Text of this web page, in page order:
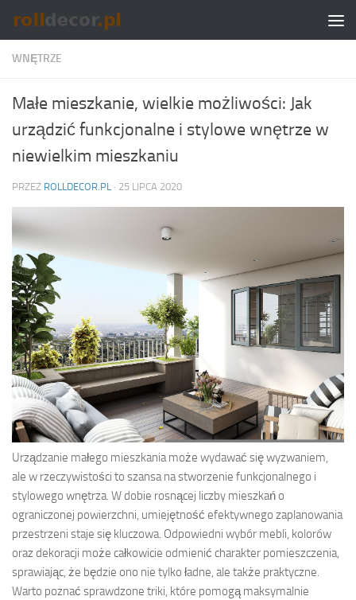
Skip to content
WNĘTRZE
Małe mieszkanie, wielkie możliwości: Jak
urządzić funkcjonalne i stylowe wnętrze w
niewielkim mieszkaniu
PRZEZ ROLLDECOR.PL · 25 LIPCA 2020
Urządzanie małego mieszkania może wydawać się wyzwaniem,
ale w rzeczywistości to szansa na stworzenie funkcjonalnego i
stylowego wnętrza. W dobie rosnącej liczby mieszkań o
ograniczonej powierzchni, umiejętność efektywnego zaplanowania
przestrzeni staje się kluczowa. Odpowiedni wybór mebli, kolorów
oraz dekoracji może całkowicie odmienić charakter pomieszczenia,
sprawiając, że będzie ono nie tylko ładne, ale także praktyczne.
Warto poznać sprawdzone triki, które pomogą maksymalnie